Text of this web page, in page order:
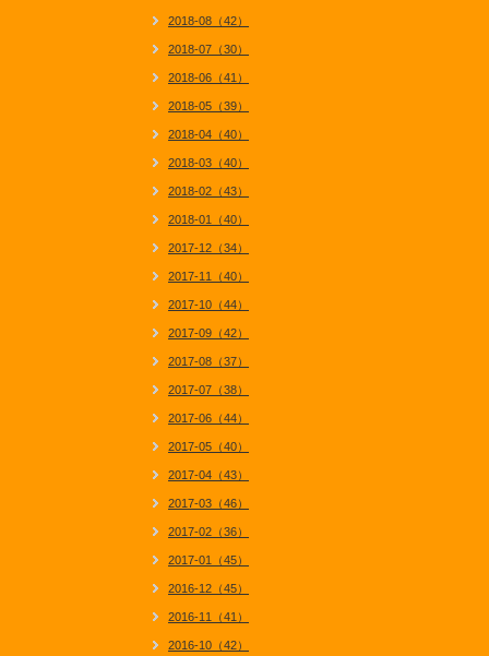
2018-08（42）
2018-07（30）
2018-06（41）
2018-05（39）
2018-04（40）
2018-03（40）
2018-02（43）
2018-01（40）
2017-12（34）
2017-11（40）
2017-10（44）
2017-09（42）
2017-08（37）
2017-07（38）
2017-06（44）
2017-05（40）
2017-04（43）
2017-03（46）
2017-02（36）
2017-01（45）
2016-12（45）
2016-11（41）
2016-10（42）